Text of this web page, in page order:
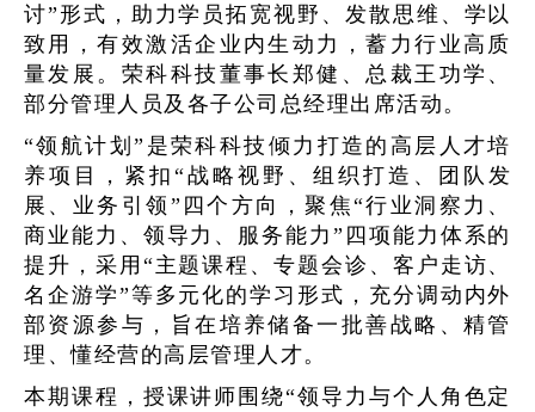
讨”形式，助力学员拓宽视野、发散思维、学以
致用，有效激活企业内生动力，蓄力行业高质
量发展。荣科科技董事长郑健、总裁王功学、
部分管理人员及各子公司总经理出席活动。
“领航计划”是荣科科技倾力打造的高层人才培
养项目，紧扣“战略视野、组织打造、团队发
展、业务引领”四个方向，聚焦“行业洞察力、
商业能力、领导力、服务能力”四项能力体系的
提升，采用“主题课程、专题会诊、客户走访、
名企游学”等多元化的学习形式，充分调动内外
部资源参与，旨在培养储备一批善战略、精管
理、懂经营的高层管理人才。
本期课程，授课讲师围绕“领导力与个人角色定